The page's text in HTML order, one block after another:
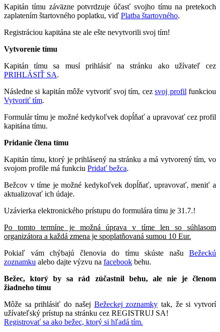
Kapitán tímu záväzne potvrdzuje účasť svojho tímu na pretekoch
zaplatením štartovného poplatku, viď Platba štartovného.
Registráciou kapitána ste ale ešte nevytvorili svoj tím!
Vytvorenie tímu
Kapitán tímu sa musí prihlásiť na stránku ako užívateľ cez
PRIHLÁSIŤ SA.
Následne si kapitán môže vytvoriť svoj tím, cezsvoj profil funkciou
Vytvoriť tím.
Formulár tímu je možné kedykoľvek dopĺňať a upravovať cez profil
kapitána tímu.
Pridanie člena tímu
Kapitán tímu, ktorý je prihlásený na stránku a má vytvorený tím, vo
svojom profile má funkciu Pridať bežca.
Bežcov v tíme je možné kedykoľvek dopĺňať, upravovať, meniť a
aktualizovať ich údaje.
Uzávierka elektronického prístupu do formulára tímu je 31.7.!
Po tomto termíne je možná úprava v tíme len so súhlasom
organizátora a každá zmena je spoplatňovaná sumou 10 Eur.
Pokiaľ vám chýbajú členovia do tímu skúste našu Bežeckú
zoznamku alebo dajte výzvu na facebook behu.
Bežec, ktorý by sa rád zúčastnil behu, ale nie je členom
žiadneho tímu
Môže sa prihlásiť do našej Bežeckej zoznamky tak, že si vytvorí
užívateľský prístup na stránku cez REGISTRUJ SA!
Registrovať sa ako bežec, ktorý si hľadá tím.